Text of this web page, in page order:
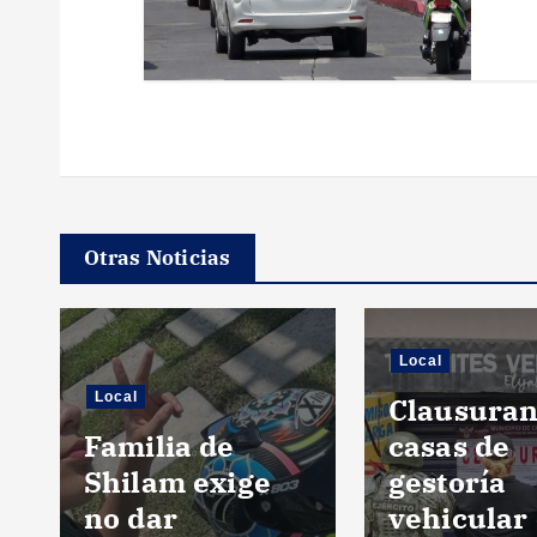
Otras Noticias
Local
Familia de
Shilam exige
no dar
Local
casas de
gestoría
vehicular